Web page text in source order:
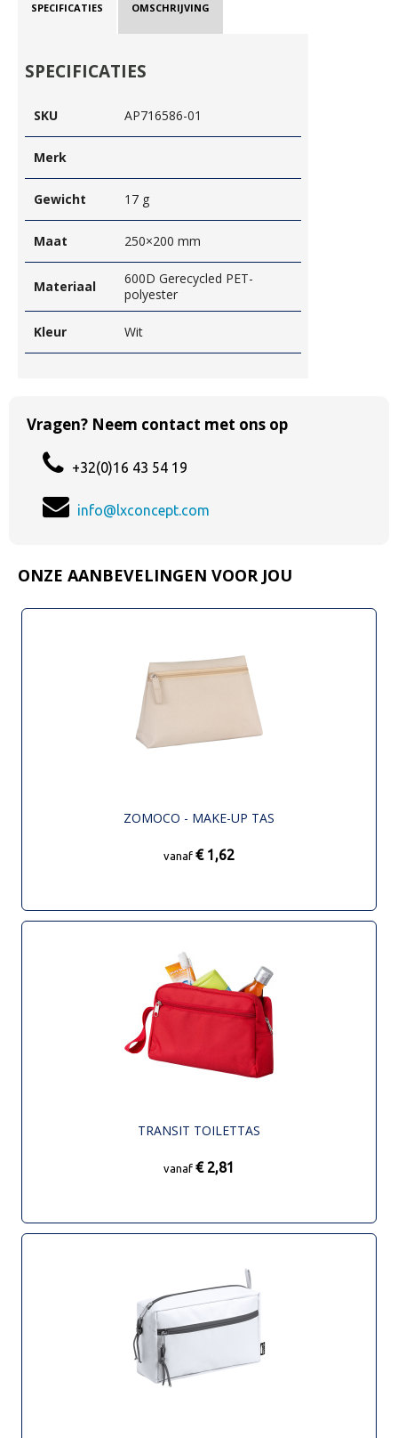
SPECIFICATIES OMSCHRIJVING
SPECIFICATIES
SKU AP716586-01
Merk
Gewicht 17 g
Maat 250×200 mm
Materiaal
600D Gerecycled PET-
polyester
Kleur Wit
Vragen? Neem contact met ons op
+32(0)16 43 54 19
info@lxconcept.com
ONZE AANBEVELINGEN VOOR JOU
ZOMOCO - MAKE-UP TAS
vanaf € 1,62
TRANSIT TOILETTAS
vanaf € 2,81